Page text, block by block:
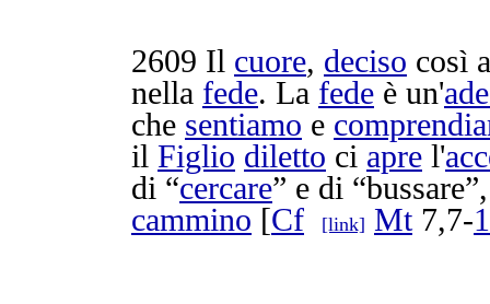
2609 Il cuore, deciso così
nella fede. La fede è un'
che sentiamo e
il Figlio diletto ci apre l'
di “cercare” e di “bussare
cammino [Cf [link] Mt7,7-